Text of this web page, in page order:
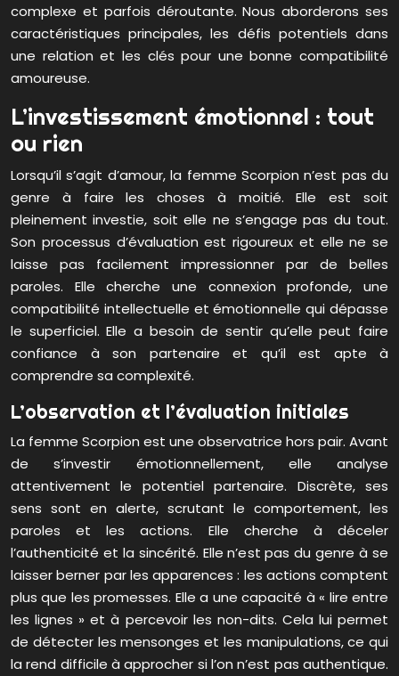
complexe et parfois déroutante. Nous aborderons ses
caractéristiques principales, les défis potentiels dans
une relation et les clés pour une bonne compatibilité
amoureuse.
L’investissement émotionnel : tout
ou rien
Lorsqu’il s’agit d’amour, la femme Scorpion n’est pas du
genre à faire les choses à moitié. Elle est soit
pleinement investie, soit elle ne s’engage pas du tout.
Son processus d’évaluation est rigoureux et elle ne se
laisse pas facilement impressionner par de belles
paroles. Elle cherche une connexion profonde, une
compatibilité intellectuelle et émotionnelle qui dépasse
le superficiel. Elle a besoin de sentir qu’elle peut faire
confiance à son partenaire et qu’il est apte à
comprendre sa complexité.
L’observation et l’évaluation initiales
La femme Scorpion est une observatrice hors pair. Avant
de s’investir émotionnellement, elle analyse
attentivement le potentiel partenaire. Discrète, ses
sens sont en alerte, scrutant le comportement, les
paroles et les actions. Elle cherche à déceler
l’authenticité et la sincérité. Elle n’est pas du genre à se
laisser berner par les apparences : les actions comptent
plus que les promesses. Elle a une capacité à « lire entre
les lignes » et à percevoir les non-dits. Cela lui permet
de détecter les mensonges et les manipulations, ce qui
la rend difficile à approcher si l’on n’est pas authentique.